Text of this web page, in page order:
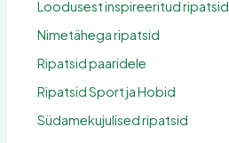
Loodusest inspireeritud ripatsid
Nimetähega ripatsid
Ripatsid paaridele
Ripatsid Sport ja Hobid
Südamekujulised ripatsid